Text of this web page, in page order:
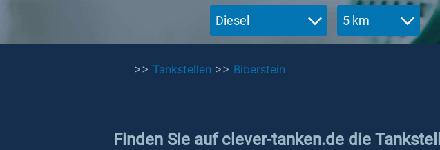
Diesel 5 km
>> Tankstellen >> Biberstein
Finden Sie auf clever-tanken.de die